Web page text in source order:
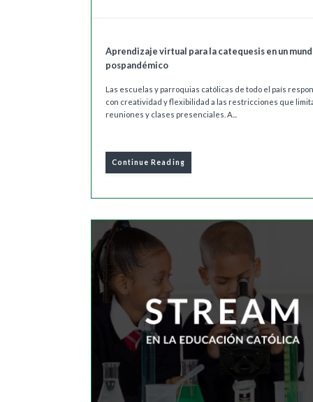
Aprendizaje virtual para la catequesis en un
pospandémico
Las escuelas y parroquias católicas de todo el país
con creatividad y flexibilidad a las restricciones que
reuniones y clases presenciales. A...
Continue Reading